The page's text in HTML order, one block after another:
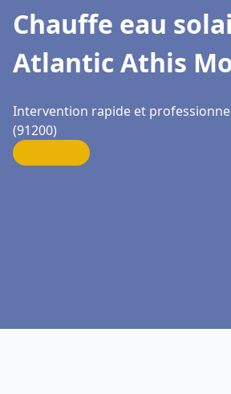
Chauffe eau
Atlantic Athis
Intervention rapide et
(91200)